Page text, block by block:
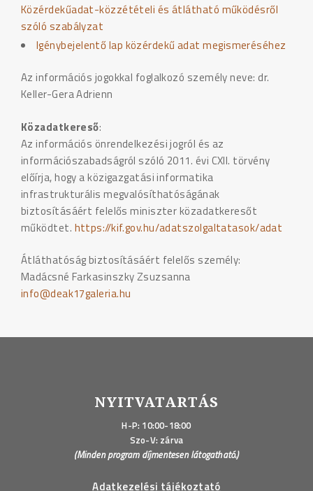
Közérdekűadat-közzétételi és átlátható működésről
szóló szabályzat
Igénybejelentő lap közérdekű adat megismeréséhez
Az információs jogokkal foglalkozó személy neve: dr.
Keller-Gera Adrienn
Közadatkereső:
Az információs önrendelkezési jogról és az
információszabadságról szóló 2011. évi CXII. törvény
előírja, hogy a közigazgatási informatika
infrastrukturális megvalósíthatóságának
biztosításáért felelős miniszter közadatkeresőt
működtet. https://kif.gov.hu/adatszolgaltatasok/adat
Átláthatóság biztosításáért felelős személy:
Madácsné Farkasinszky Zsuzsanna
info@deak17galeria.hu
NYITVATARTÁS
H-P: 10:00-18:00
Szo-V: zárva
(Minden program díjmentesen látogatható.)
Adatkezelési tájékoztató